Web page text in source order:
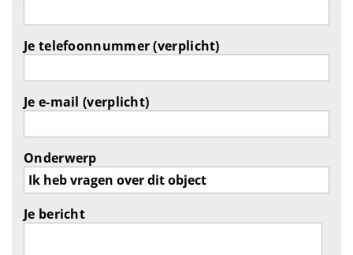
Je telefoonnummer (verplicht)
Je e-mail (verplicht)
Onderwerp
Je bericht